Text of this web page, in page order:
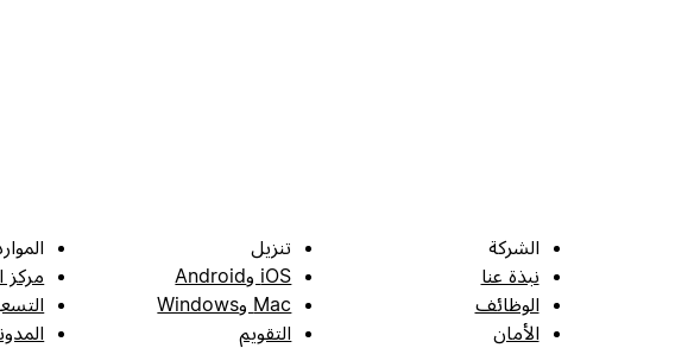
الشركة
نبذة عنا
الوظائف
الأمان
تنزيل
iOS وAndroid
Mac وWindows
التقويم
مركز